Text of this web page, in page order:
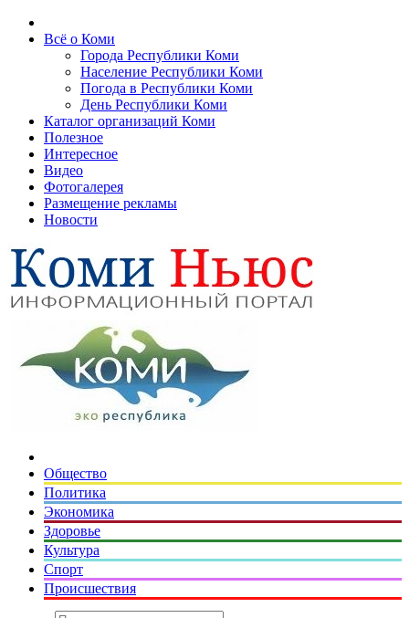
Всё о Коми
Города Республики Коми
Население Республики Коми
Погода в Республики Коми
День Республики Коми
Каталог организаций Коми
Полезное
Интересное
Видео
Фотогалерея
Размещение рекламы
Новости
Общество
Политика
Экономика
Здоровье
Культура
Спорт
Происшествия